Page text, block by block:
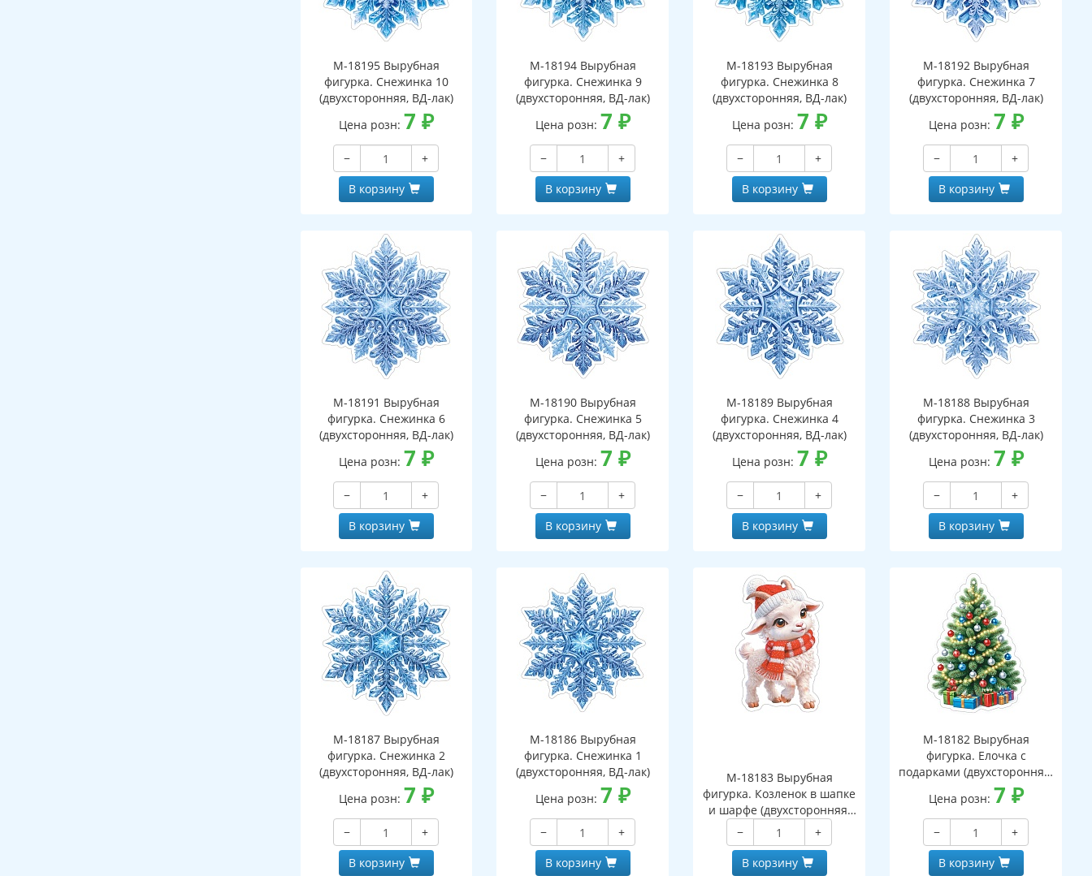
М-18195 Вырубная
фигурка. Снежинка 10
(двухсторонняя, ВД-лак)
Цена розн: 7 ₽
−
+
В корзину
М-18194 Вырубная
фигурка. Снежинка 9
(двухсторонняя, ВД-лак)
Цена розн: 7 ₽
−
+
В корзину
М-18193 Вырубная
фигурка. Снежинка 8
(двухсторонняя, ВД-лак)
Цена розн: 7 ₽
−
+
В корзину
М-18192 Вырубная
фигурка. Снежинка 7
(двухсторонняя, ВД-лак)
Цена розн: 7 ₽
−
+
В корзину
М-18191 Вырубная
фигурка. Снежинка 6
(двухсторонняя, ВД-лак)
Цена розн: 7 ₽
−
+
В корзину
М-18190 Вырубная
фигурка. Снежинка 5
(двухсторонняя, ВД-лак)
Цена розн: 7 ₽
−
+
В корзину
М-18189 Вырубная
фигурка. Снежинка 4
(двухсторонняя, ВД-лак)
Цена розн: 7 ₽
−
+
В корзину
М-18188 Вырубная
фигурка. Снежинка 3
(двухсторонняя, ВД-лак)
Цена розн: 7 ₽
−
+
В корзину
М-18187 Вырубная
фигурка. Снежинка 2
(двухсторонняя, ВД-лак)
Цена розн: 7 ₽
−
+
В корзину
М-18186 Вырубная
фигурка. Снежинка 1
(двухсторонняя, ВД-лак)
Цена розн: 7 ₽
−
+
В корзину
М-18183 Вырубная
фигурка. Козленок в шапке
и шарфе (двухсторонняя,
ВД-лак)
−
+
В корзину
М-18182 Вырубная
фигурка. Елочка с
подарками (двухсторонняя,
ВД-лак)
Цена розн: 7 ₽
−
+
В корзину